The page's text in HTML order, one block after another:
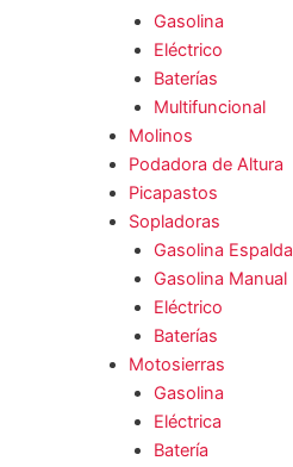
Gasolina
Eléctrico
Baterías
Multifuncional
Molinos
Podadora de Altura
Picapastos
Sopladoras
Gasolina Espalda
Gasolina Manual
Eléctrico
Baterías
Motosierras
Gasolina
Eléctrica
Batería